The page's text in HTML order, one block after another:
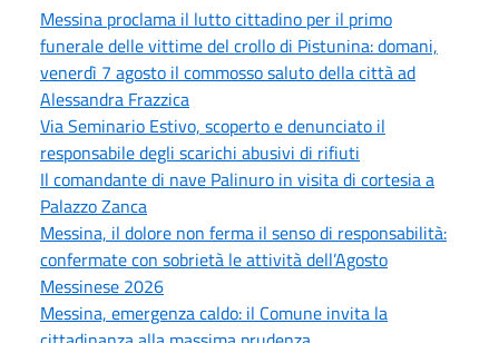
Messina proclama il lutto cittadino per il primo
funerale delle vittime del crollo di Pistunina: domani,
venerdì 7 agosto il commosso saluto della città ad
Alessandra Frazzica
Via Seminario Estivo, scoperto e denunciato il
responsabile degli scarichi abusivi di rifiuti
Il comandante di nave Palinuro in visita di cortesia a
Palazzo Zanca
Messina, il dolore non ferma il senso di responsabilità:
confermate con sobrietà le attività dell’Agosto
Messinese 2026
Messina, emergenza caldo: il Comune invita la